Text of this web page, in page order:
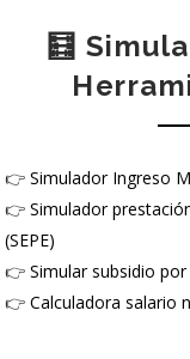
🧮
👉 Simulador Ingreso
👉 Simulador
(SEPE)
👉 Simular subsidio
👉 Calculadora salario